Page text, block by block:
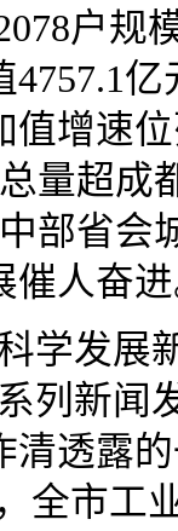
户规
值增速
量超成
中部省
催人奋
发展
列新闻
清透露
全市工